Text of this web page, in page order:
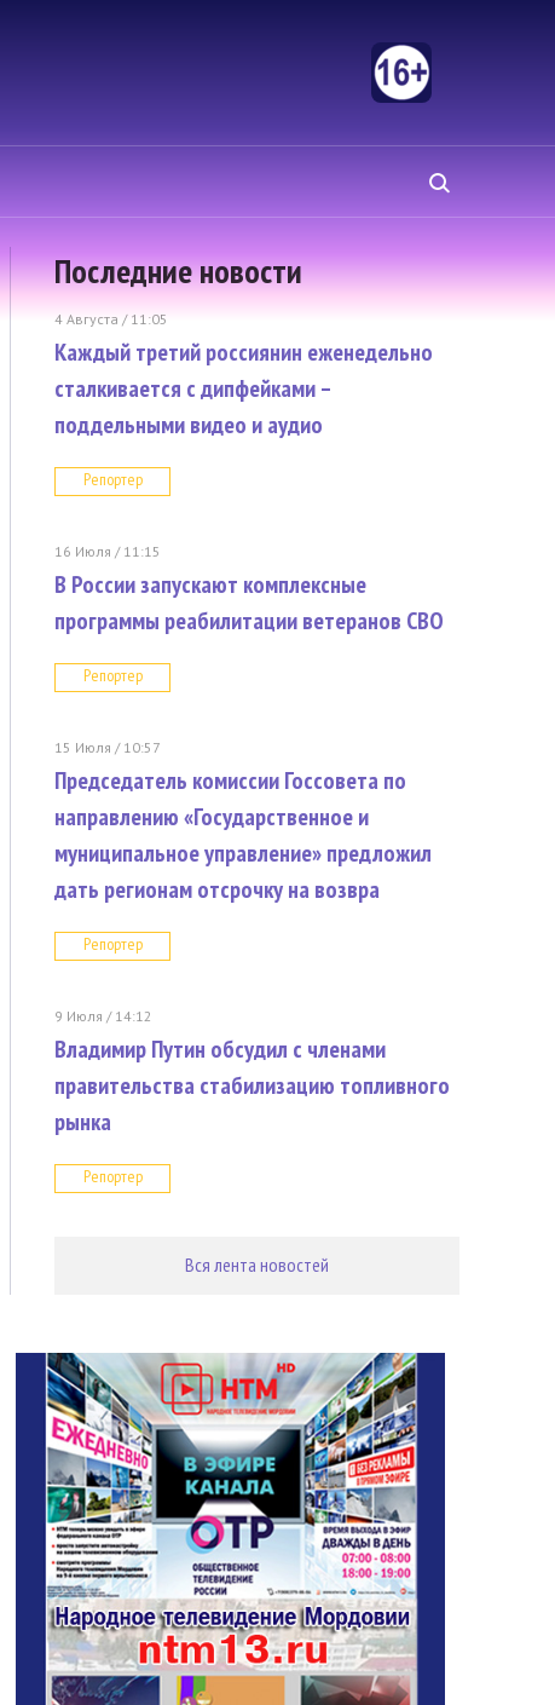
Последние новости
4 Августа / 11:05
Каждый третий россиянин еженедельно
сталкивается с дипфейками –
поддельными видео и аудио
Репортер
16 Июля / 11:15
В России запускают комплексные
программы реабилитации ветеранов СВО
Репортер
15 Июля / 10:57
Председатель комиссии Госсовета по
направлению «Государственное и
муниципальное управление» предложил
дать регионам отсрочку на возвра
Репортер
9 Июля / 14:12
Владимир Путин обсудил с членами
правительства стабилизацию топливного
рынка
Репортер
Вся лента новостей